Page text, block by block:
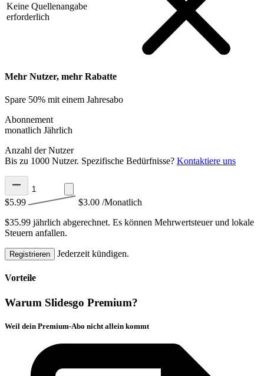
Keine Quellenangabe
erforderlich
Mehr Nutzer, mehr Rabatte
Spare 50% mit einem Jahresabo
Abonnement
monatlich Jährlich
Anzahl der Nutzer
Bis zu 1000 Nutzer. Spezifische Bedürfnisse? Kontaktiere uns
$5.99 $3.00 /Monatlich
$35.99 jährlich abgerechnet. Es können Mehrwertsteuer und lokale
Steuern anfallen.
Registrieren Jederzeit kündigen.
Vorteile
Warum Slidesgo Premium?
Weil dein Premium-Abo nicht allein kommt